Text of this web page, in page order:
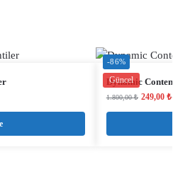
-86%
Güncel
Dynamic
1.800,00₺ 249,00 ₺